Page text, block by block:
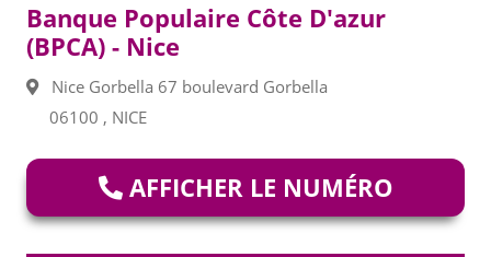
Banque Populaire Côte D'azur
(BPCA) - Nice
Nice Gorbella 67 boulevard Gorbella
06100 , NICE
AFFICHER LE NUMÉRO